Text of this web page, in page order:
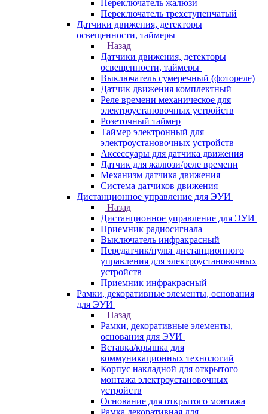
Переключатель жалюзи
Переключатель трехступенчатый
Датчики движения, детекторы
освещенности, таймеры
Назад
Датчики движения, детекторы
освещенности, таймеры
Выключатель сумеречный (фотореле)
Датчик движения комплектный
Реле времени механическое для
электроустановочных устройств
Розеточный таймер
Таймер электронный для
электроустановочных устройств
Аксессуары для датчика движения
Датчик для жалюзи/реле времени
Механизм датчика движения
Система датчиков движения
Дистанционное управление для ЭУИ
Назад
Дистанционное управление для ЭУИ
Приемник радиосигнала
Выключатель инфракрасный
Передатчик/пульт дистанционного
управления для электроустановочных
устройств
Приемник инфракрасный
Рамки, декоративные элементы, основания
для ЭУИ
Назад
Рамки, декоративные элементы,
основания для ЭУИ
Вставка/крышка для
коммуникационных технологий
Корпус накладной для открытого
монтажа электроустановочных
устройств
Основание для открытого монтажа
Рамка декоративная для